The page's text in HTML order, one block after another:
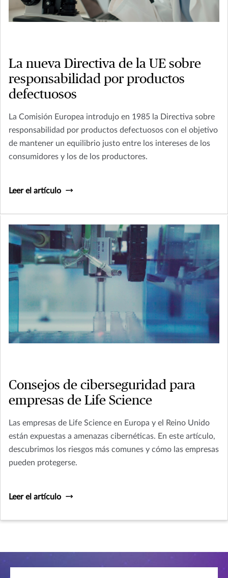
La nueva Directiva de la UE sobre
responsabilidad por productos
defectuosos
La Comisión Europea introdujo en 1985 la Directiva sobre
responsabilidad por productos defectuosos con el objetivo
de mantener un equilibrio justo entre los intereses de los
consumidores y los de los productores.
Leer el artículo
Consejos de ciberseguridad para
empresas de Life Science
Las empresas de Life Science en Europa y el Reino Unido
están expuestas a amenazas cibernéticas. En este artículo,
descubrimos los riesgos más comunes y cómo las empresas
pueden protegerse.
Leer el artículo